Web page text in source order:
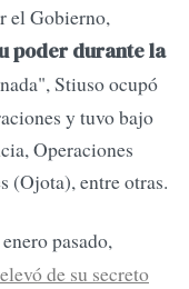
el Gobierno,
poder durante la
Stiuso ocupó
y tuvo bajo
Operaciones
(Ojota), entre otras.
pasado,
de su secreto